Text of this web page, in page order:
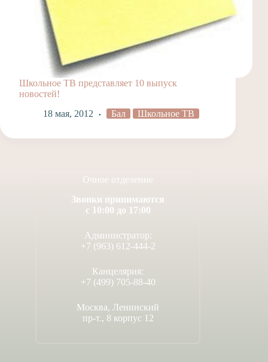
Школьное ТВ представляет 10 выпуск
новостей!
18 мая, 2012
Бал Школьное ТВ
Очное отделение
Звонки принимаются
с 10:00 до 17:00
Администратор:
+7 (963) 612-444-2
Канцелярия:
+7 (499) 705-88-40
Москва, Ленинский
пр-т., 8 корпус 12